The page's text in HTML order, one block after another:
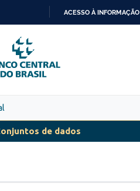
PARA
O
CONTEÚDO
ACESSO À INFORMAÇÃO
de dados